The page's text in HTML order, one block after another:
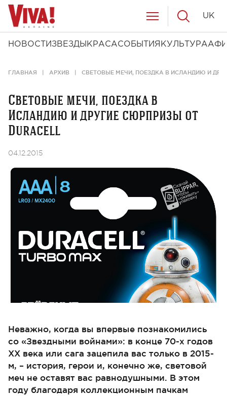
НОВОСТИ ЗВЕЗДЫ КРАСАСОБЫТИЯ КУЛЬТУРА
UK
ГЛАВНАЯ АРХИВ СВЕТОВЫЕ МЕЧИ, ПОЕЗДКА В ИСЛАНДИЮ И
Световые мечи, поездка в
Исландию и другие сюрпризы от
Duracell
04.12.2015
Неважно, когда вы впервые познакомились
со «Звездными войнами»: в конце 70-х годов
XX века или сага зацепила вас только в 2015-
м, – история, герои и, конечно же, световой
меч не оставят вас равнодушными. В этом
году благодаря коллекционным пачкам